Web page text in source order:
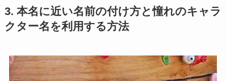
3. 本名に近い名前の付け方と憧れのキャラ
クター名を利用する方法